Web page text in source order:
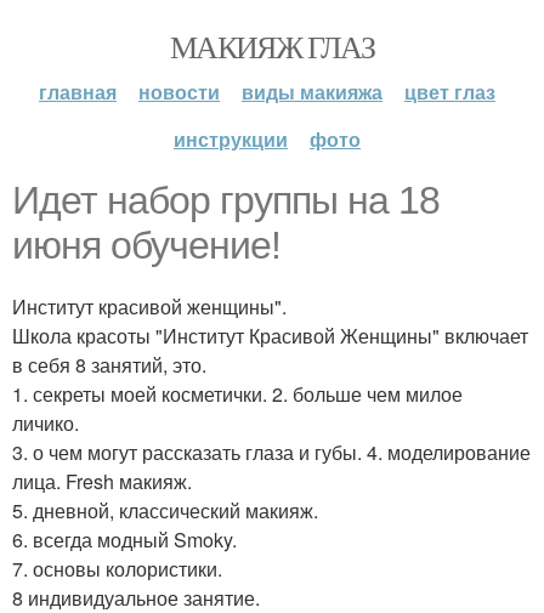
МАКИЯЖ ГЛАЗ
главная новости виды макияжа
цвет глаз
инструкции
фото
Идет набор группы на 18
июня обучение!
Институт красивой женщины".
Школа красоты "Институт Красивой Женщины" включает
в себя 8 занятий, это.
1. секреты моей косметички. 2. больше чем милое
личико.
3. о чем могут рассказать глаза и губы. 4. моделирование
лица. Fresh макияж.
5. дневной, классический макияж.
6. всегда модный Smoky.
7. основы колористики.
8 индивидуальное занятие.